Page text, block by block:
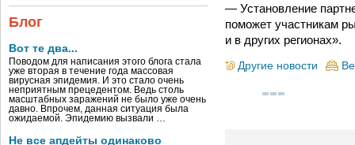
Блог
Вот те два...
Поводом для написания этого блога стала
уже вторая в течение года массовая
вирусная эпидемия. И это стало очень
неприятным прецедентом. Ведь столь
масштабных заражений не было уже очень
давно. Впрочем, данная ситуация была
ожидаемой. Эпидемию вызвали …
Не все апдейты одинаково
— Установление
поможет участникам
и в других регионах».
Другие новости